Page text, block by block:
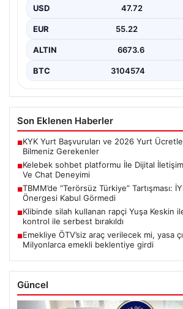
İnternet çağında insanların güvenli bir
USD 47.72
EUR 55.22
ALTIN 6673.6
BTC 3104574
Son Eklenen Haberler
■KYK Yurt Başvuruları ve 2026 Yurt
Bilmeniz Gerekenler
■Kelebek sohbet platformu İle Dijital
Ve Chat Deneyimi
■TBMM’de “Terörsüz Türkiye” Tartışması:
Önergesi Kabul Görmedi
■Klibinde silah kullanan rapçi Yuşa Keskin
kontrol ile serbest bırakıldı
■Emekliye ÖTV’siz araç verilecek mi, yasa
Milyonlarca emekli beklentiye girdi
Güncel